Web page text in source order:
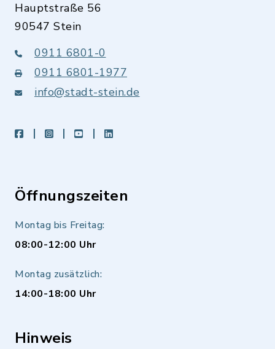
Hauptstraße 56
90547 Stein
0911 6801-0
0911 6801-1977
info@stadt-stein.de
facebookinstagramyoutubeLinkedIn
Öffnungszeiten
Montag bis Freitag:
08:00-12:00 Uhr
Montag zusätzlich:
14:00-18:00 Uhr
Hinweis